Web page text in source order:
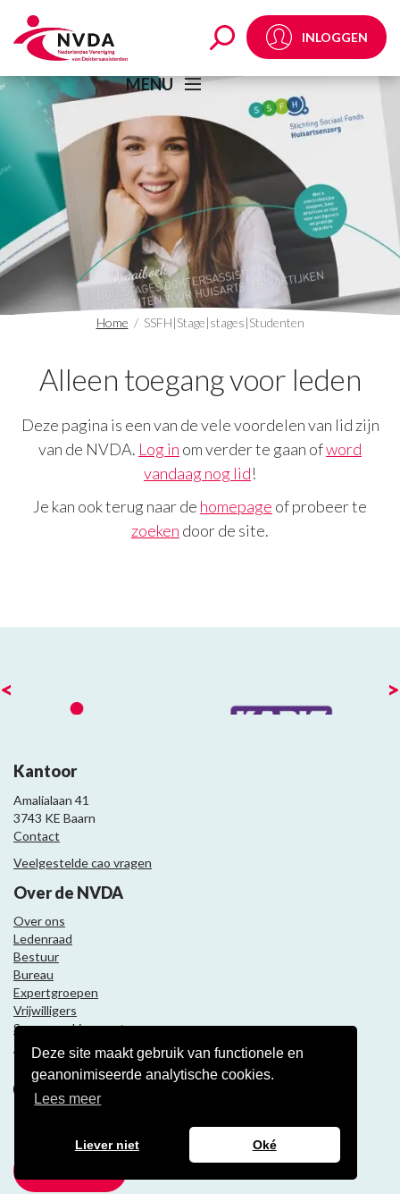
Deze site maakt gebruik van functionele en
geanonimiseerde analytische cookies.
Lees meer
Liever niet Oké
INLOGGEN
MENU
Home / SSFH|Stage|stages|Studenten
Alleen toegang voor leden
Deze pagina is een van de vele voordelen van lid zijn
van de NVDA. Log in om verder te gaan ofword
vandaag nog lid!
Je kan ook terug naar de homepage of probeer te
zoeken door de site.
< >
Kantoor
Amalialaan 41
3743 KE Baarn
Contact
Veelgestelde cao vragen
Over de NVDA
Over ons
Ledenraad
Bestuur
Bureau
Expertgroepen
Vrijwilligers
Samenwerkingspartners
Volg ons